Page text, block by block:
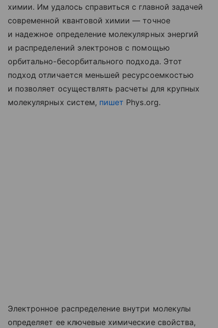
химии. Им удалось справиться с главной задачей
современной квантовой химии — точное
и надежное определение молекулярных энергий
и распределений электронов с помощью
орбитально-бесорбитального подхода. Этот
подход отличается меньшей ресурсоемкостью
и позволяет осуществлять расчеты для крупных
молекулярных систем, пишет Phys.org.
Электронное распределение внутри молекулы
определяет ее ключевые химические свойства,